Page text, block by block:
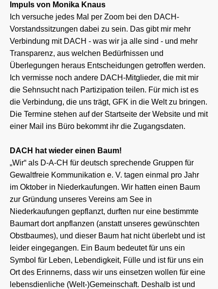
Impuls von Monika Knaus
Ich versuche jedes Mal per Zoom bei den DACH-
Vorstandssitzungen dabei zu sein. Das gibt mir mehr
Verbindung mit DACH - was wir ja alle sind - und mehr
Transparenz, aus welchen Bedürfnissen und
Überlegungen heraus Entscheidungen getroffen werden.
Ich vermisse noch andere DACH-Mitglieder, die mit mir
die Sehnsucht nach Partizipation teilen. Für mich ist es
die Verbindung, die uns trägt, GFK in die Welt zu bringen.
Die Termine stehen auf der Startseite der Website und mit
einer Mail ins Büro bekommt ihr die Zugangsdaten.
DACH hat wieder einen Baum!
„Wir“ als D-A-CH für deutsch sprechende Gruppen für
Gewaltfreie Kommunikation e. V. tagen einmal pro Jahr
im Oktober in Niederkaufungen. Wir hatten einen Baum
zur Gründung unseres Vereins am See in
Niederkaufungen gepflanzt, durften nur eine bestimmte
Baumart dort anpflanzen (anstatt unseres gewünschten
Obstbaumes), und dieser Baum hat nicht überlebt und ist
leider eingegangen. Ein Baum bedeutet für uns ein
Symbol für Leben, Lebendigkeit, Fülle und ist für uns ein
Ort des Erinnerns, dass wir uns einsetzen wollen für eine
lebensdienliche (Welt-)Gemeinschaft. Deshalb ist und